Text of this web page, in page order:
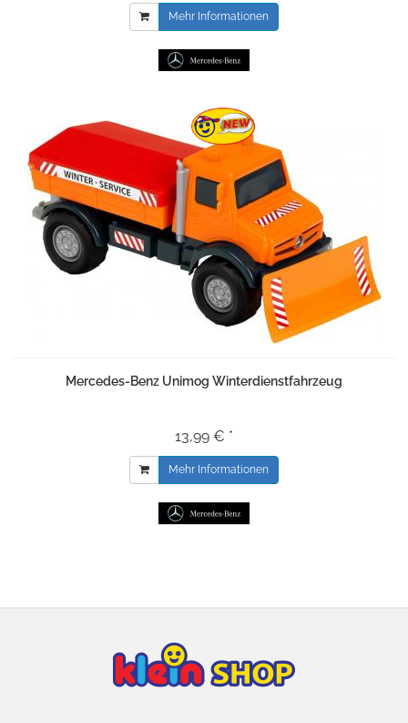
Mehr Informationen
Mercedes-Benz Unimog Winterdienstfahrzeug
13,99 € *
Mehr Informationen